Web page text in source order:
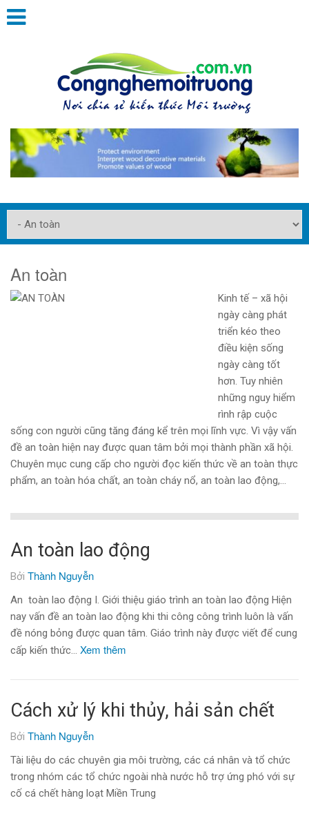
An toàn
Kinh tế – xã hội
ngày càng phát
triển kéo theo
điều kiện sống
ngày càng tốt
hơn. Tuy nhiên
những nguy hiểm
rình rập cuộc
sống con người cũng tăng đáng kể trên mọi lĩnh vực. Vì vậy vấn
đề an toàn hiện nay được quan tâm bởi mọi thành phần xã hội.
Chuyên mục cung cấp cho người đọc kiến thức về an toàn thực
phẩm, an toàn hóa chất, an toàn cháy nổ, an toàn lao động,…
An toàn lao động
Bởi Thành Nguyễn
An toàn lao động I. Giới thiệu giáo trình an toàn lao động Hiện
nay vấn đề an toàn lao động khi thi công công trình luôn là vấn
đề nóng bỏng được quan tâm. Giáo trình này được viết để cung
cấp kiến thức… Xem thêm
Cách xử lý khi thủy, hải sản chết
Bởi Thành Nguyễn
Tài liệu do các chuyên gia môi trường, các cá nhân và tổ chức
trong nhóm các tổ chức ngoài nhà nước hỗ trợ ứng phó với sự
cố cá chết hàng loạt Miền Trung